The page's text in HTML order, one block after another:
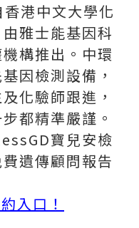
港中文大學化
雅士能基因科
構推出。中環
因檢測設備，
化驗師跟進，
都精準嚴謹。
寶兒安檢
遺傳顧問報告
入口！